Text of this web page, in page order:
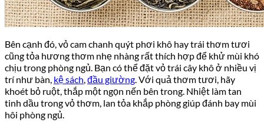
Bên cạnh đó, vỏ cam chanh quýt phơi khô hay trái thơm tươi
cũng tỏa hương thơm nhẹ nhàng rất thích hợp để khử mùi khó
chịu trong phòng ngủ. Bạn có thể đặt vỏ trái cây khô ở nhiều vị
trí như bàn, kệ sách đầu giường . Với quả thơm tươi, hãy
khoét bỏ ruột, thắp một ngọn nến bên trong. Nhiệt làm tan
tinh dầu trong vỏ thơm, lan tỏa khắp phòng giúp đánh bay mùi
hôi phòng ngủ.